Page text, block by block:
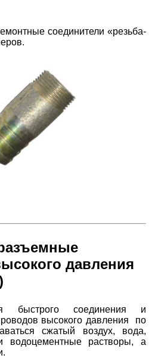
соединители «резьба-
давления
быстрого соединения и
высокого давления по
сжатый воздух, вода,
водоцементные растворы, а